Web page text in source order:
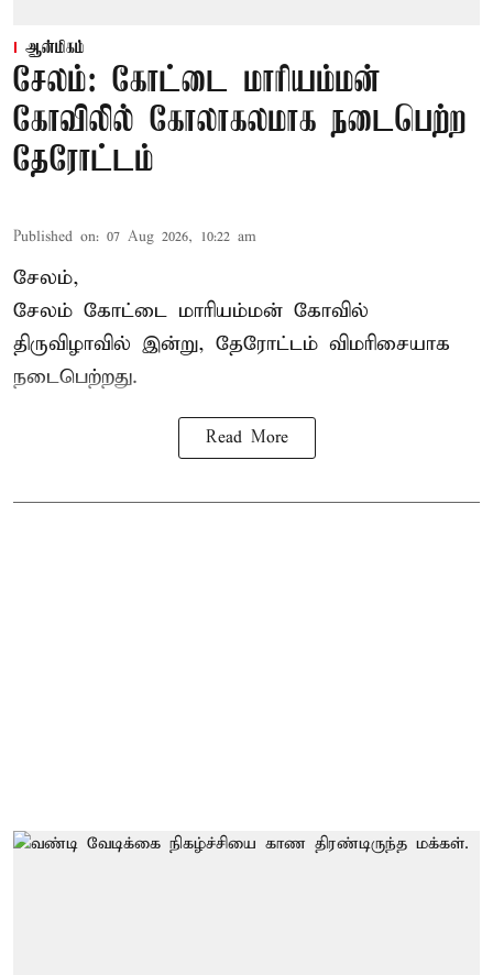
ஆன்மிகம்
சேலம்: கோட்டை மாரியம்மன்
கோவிலில் கோலாகலமாக நடைபெற்ற
தேரோட்டம்
Published on: 07 Aug 2026, 10:22 am
சேலம்,
சேலம் கோட்டை மாரியம்மன் கோவில்
திருவிழாவில் இன்று, தேரோட்டம் விமரிசையாக
நடைபெற்றது.
Read More